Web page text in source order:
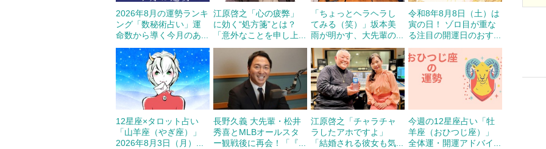
2026年8月の運勢ランキ
ング「数秘術占い」運
命数から導く今月のあ...
江原啓之「心の疲弊」
に効く“処方箋”とは？
「意外なことを申し上...
「ちょっとヘラヘラし
てみる（笑）」坂本美
雨が明かす、大先輩の...
令和8年8月8日（土）は
寅の日！ ゾロ目が重な
る注目の開運日のおす...
12星座×タロット占い
「山羊座（やぎ座）」
2026年8月3日（月）...
長野久義 大先輩・松井
秀喜とMLBオールスタ
ー観戦後に再会！「『...
江原啓之「チャラチャ
ラしたアホですよ」
「結婚される彼女も気...
今週の12星座占い「牡
羊座（おひつじ座）」
全体運・開運アドバイ...